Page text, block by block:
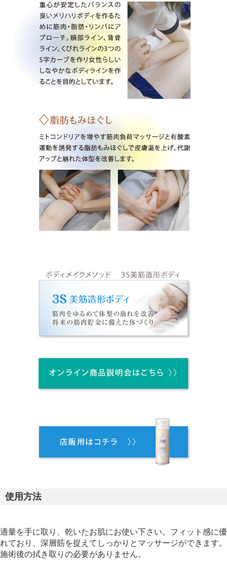
使用方法
適量を手に取り、乾いたお肌にお使い下さい。フィット感に優
れており、深層筋を捉えてしっかりとマッサージができます。
施術後の拭き取りの必要がありません。